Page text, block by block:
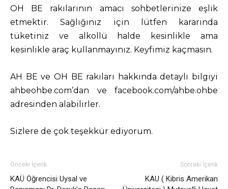
OH BE rakılarının amacı sohbetlerinize eşlik
etmektir. Sağlığınız için lütfen kararında
tüketiniz ve alkollü halde kesinlikle ama
kesinlikle araç kullanmayınız. Keyfimiz kaçmasın.
AH BE ve OH BE rakıları hakkında detaylı bilgiyi
ahbeohbe.com’dan ve facebook.com/ahbe.ohbe
adresinden alabilirler.
Sizlere de çok teşekkür ediyorum.
Önceki İçerik
KAÜ Öğrencisi Uysal ve
Sonraki İçerik
KAU ( Kibris Amerikan